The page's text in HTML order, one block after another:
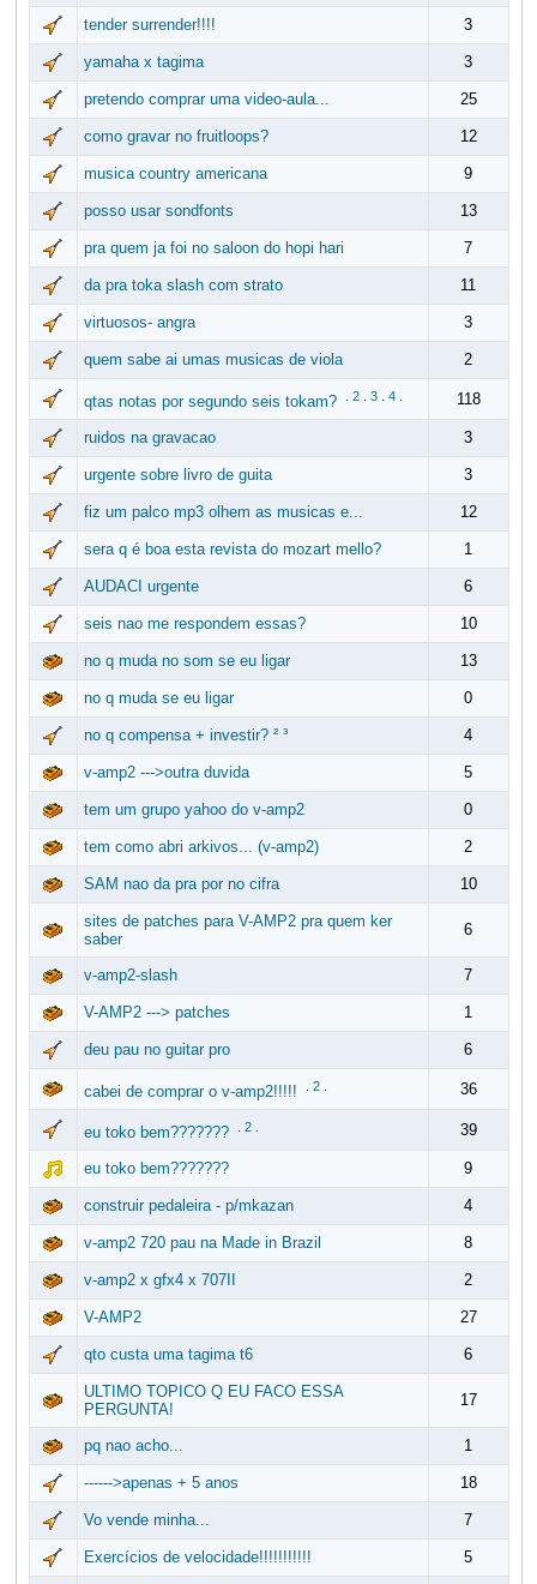
tender surrender!!!! 3
yamaha x tagima 3
pretendo comprar uma video-aula... 25
como gravar no fruitloops? 12
musica country americana 9
posso usar sondfonts 13
pra quem ja foi no saloon do hopi hari 7
da pra toka slash com strato 11
virtuosos- angra 3
quem sabe ai umas musicas de viola 2
qtas notas por segundo seis tokam? 2. 3. 4. 118
ruidos na gravacao 3
urgente sobre livro de guita 3
fiz um palco mp3 olhem as musicas e... 12
sera q é boa esta revista do mozart mello? 1
AUDACI urgente 6
seis nao me respondem essas? 10
no q muda no som se eu ligar 13
no q muda se eu ligar 0
no q compensa + investir? ² ³ 4
v-amp2 --->outra duvida 5
tem um grupo yahoo do v-amp2 0
tem como abri arkivos... (v-amp2) 2
SAM nao da pra por no cifra 10
sites de patches para V-AMP2 pra quem ker
saber
6
v-amp2-slash 7
V-AMP2 ---> patches 1
deu pau no guitar pro 6
cabei de comprar o v-amp2!!!!! 2. 36
eu toko bem??????? 2. 39
eu toko bem??????? 9
construir pedaleira - p/mkazan 4
v-amp2 720 pau na Made in Brazil 8
v-amp2 x gfx4 x 707II 2
V-AMP2 27
qto custa uma tagima t6 6
ULTIMO TOPICO Q EU FACO ESSA
PERGUNTA!
17
pq nao acho... 1
------>apenas + 5 anos 18
Vo vende minha... 7
Exercícios de velocidade!!!!!!!!!!! 5